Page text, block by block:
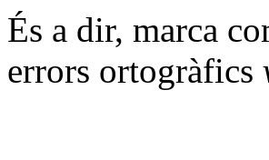
És a dir, marca
errors ortogràfics